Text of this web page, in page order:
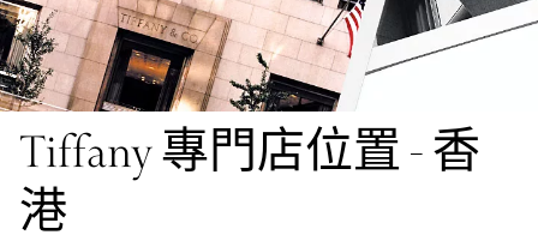
Tiffany 專門店位置 - 香
港